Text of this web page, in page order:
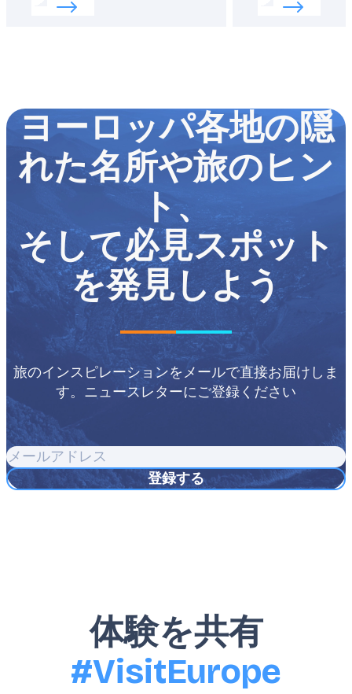
ヨーロッパ各地の隠
れた名所や旅のヒン
ト、
そして必見スポット
を発見しよう
旅のインスピレーションをメールで直接お届けしま
す。ニュースレターにご登録ください
メ
ー
ル
体験を共有
#VisitEurope